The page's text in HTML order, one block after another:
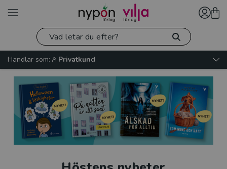
Handlar som: Privatkund